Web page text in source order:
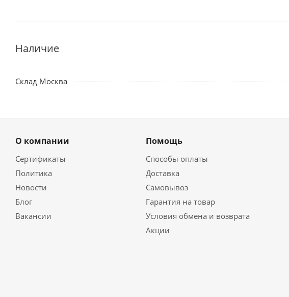
Наличие
Склад Москва
О компании
Сертификаты
Политика
Новости
Блог
Вакансии
Помощь
Способы оплаты
Доставка
Самовывоз
Гарантия на товар
Условия обмена и возврата
Акции